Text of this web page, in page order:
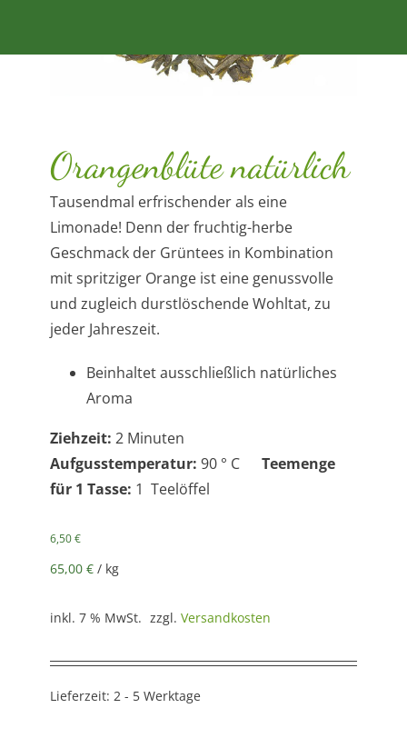
Orangenblüte natürlich
Tausendmal erfrischender als eine
Limonade! Denn der fruchtig-herbe
Geschmack der Grüntees in Kombination
mit spritziger Orange ist eine genussvolle
und zugleich durstlöschende Wohltat, zu
jeder Jahreszeit.
Beinhaltet ausschließlich natürliches
Aroma
Ziehzeit: 2 Minuten
Aufgusstemperatur: 90 ° C Teemenge
für 1 Tasse: 1 Teelöffel
6,50€
65,00 € / kg
inkl. 7 % MwSt. zzgl. Versandkosten
Lieferzeit: 2 - 5 Werktage